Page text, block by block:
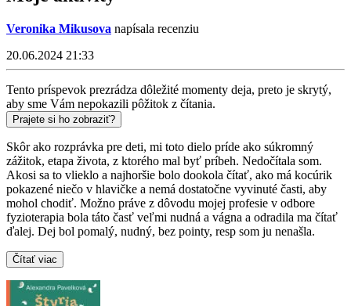
Veronika Mikusova napísala recenziu
20.06.2024 21:33
Tento príspevok prezrádza dôležité momenty deja, preto je skrytý,
aby sme Vám nepokazili pôžitok z čítania.
Prajete si ho zobraziť?
Skôr ako rozprávka pre deti, mi toto dielo príde ako súkromný
zážitok, etapa života, z ktorého mal byť príbeh. Nedočítala som.
Akosi sa to vlieklo a najhoršie bolo dookola čítať, ako má kocúrik
pokazené niečo v hlavičke a nemá dostatočne vyvinuté časti, aby
mohol chodiť. Možno práve z dôvodu mojej profesie v odbore
fyzioterapia bola táto časť veľmi nudná a vágna a odradila ma čítať
ďalej. Dej bol pomalý, nudný, bez pointy, resp som ju nenašla.
Čítať viac